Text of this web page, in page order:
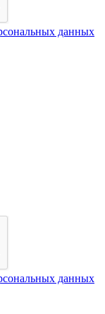
данных
данных